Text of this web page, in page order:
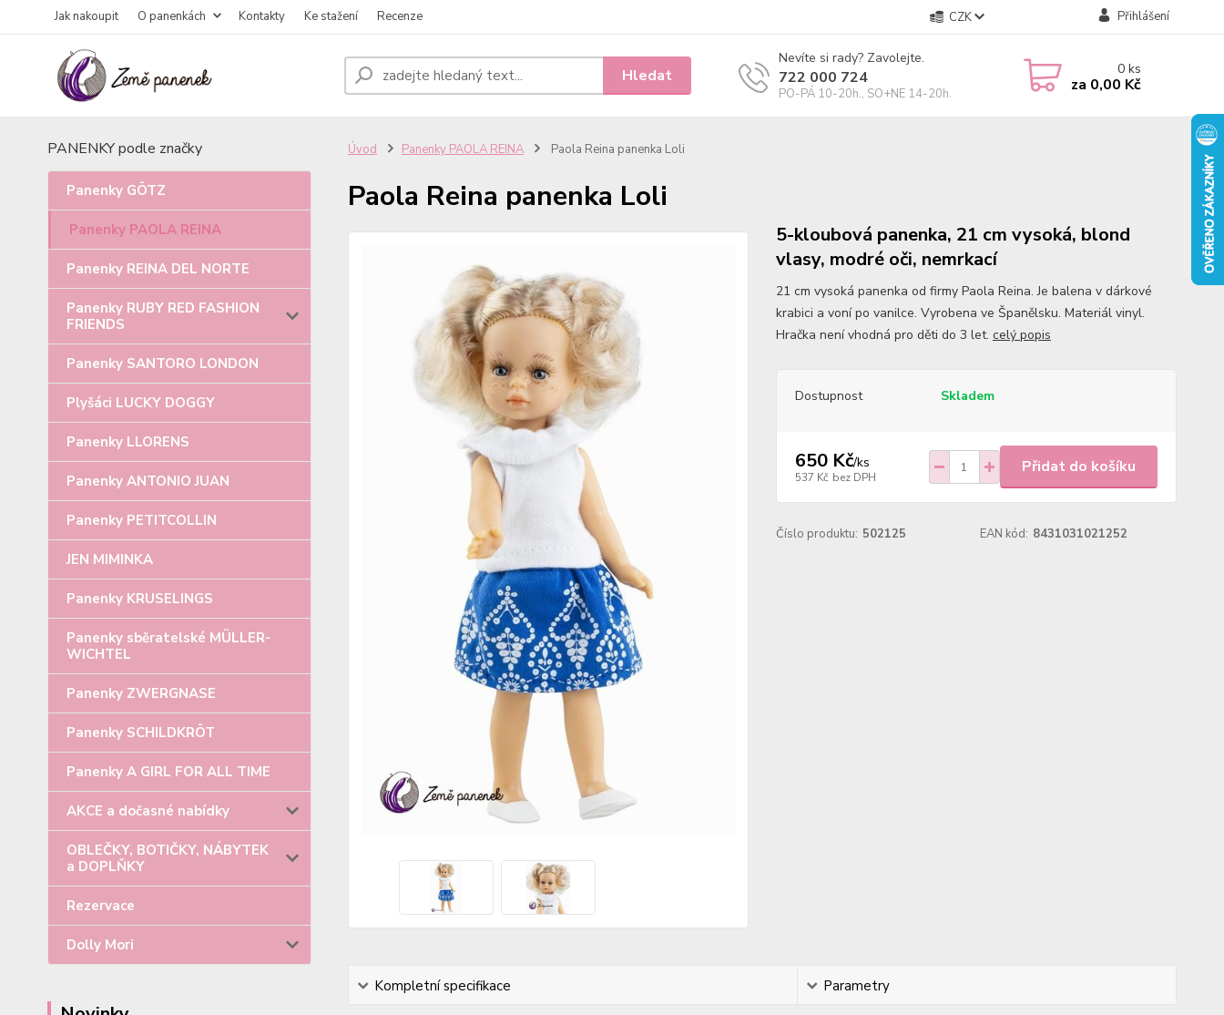
Jak nakoupit O panenkách Kontakty Ke stažení Recenze CZK Přihlášení
Hledat
Nevíte si rady? Zavolejte.
722 000 724
PO-PÁ 10-20h., SO+NE 14-20h.
0ks
za 0,00 Kč
PANENKY podle značky
Panenky GÖTZ
Panenky PAOLA REINA
Panenky REINA DEL NORTE
Panenky RUBY RED FASHION
FRIENDS
Panenky SANTORO LONDON
Plyšáci LUCKY DOGGY
Panenky LLORENS
Panenky ANTONIO JUAN
Panenky PETITCOLLIN
JEN MIMINKA
Panenky KRUSELINGS
Panenky sběratelské MÜLLER-
WICHTEL
Panenky ZWERGNASE
Panenky SCHILDKRÖT
Panenky A GIRL FOR ALL TIME
AKCE a dočasné nabídky
OBLEČKY, BOTIČKY, NÁBYTEK
a DOPLŇKY
Rezervace
Dolly Mori
Úvod Panenky PAOLA REINA Paola Reina panenka Loli
Paola Reina panenka Loli
5-kloubová panenka, 21 cm vysoká, blond
vlasy, modré oči, nemrkací
21 cm vysoká panenka od firmy Paola Reina. Je balena v dárkové
krabici a voní po vanilce. Vyrobena ve Španělsku. Materiál vinyl.
Hračka není vhodná pro děti do 3 let. celý popis
Dostupnost Skladem
650 Kč/ks
537 Kč bez DPH
Přidat do košíku
Číslo produktu: 502125 EAN kód: 8431031021252
Kompletní specifikace Parametry